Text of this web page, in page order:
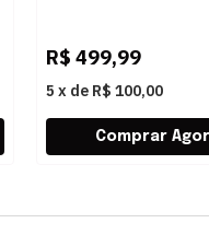
R$ 499,99
5 x de R$ 100,00